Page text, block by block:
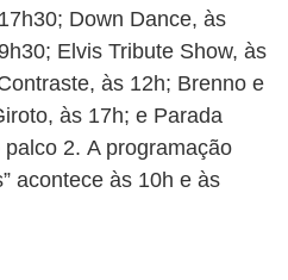
Down Dance, às
Elvis Tribute Show, às
às 12h; Brenno e
às 17h; e Parada
2. A programação
acontece às 10h e às